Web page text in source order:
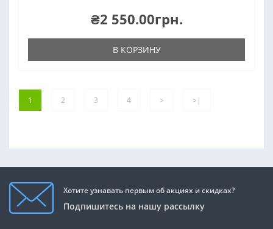
₴2 550.00грн.
В КОРЗИНУ
1 2 3 4 > >|
Хотите узнавать первым об акциях и скидках?
Подпишитесь на нашу рассылку